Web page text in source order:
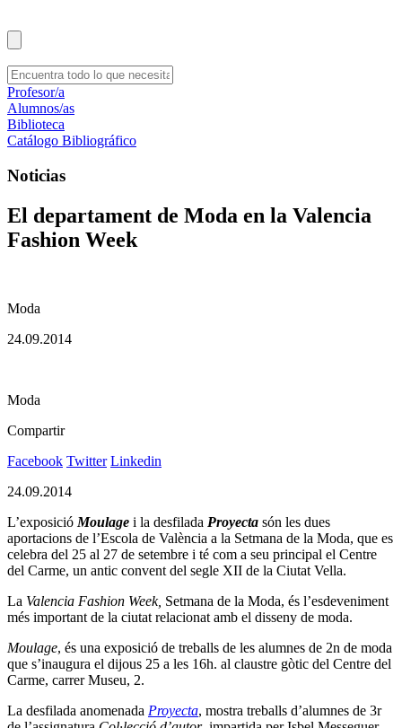
Profesor/a
Alumnos/as
Biblioteca
Catálogo Bibliográfico
Noticias
El departament de Moda en la Valencia
Fashion Week
Moda
24.09.2014
Moda
Compartir
Facebook Twitter Linkedin
24.09.2014
L’exposició Moulage i la desfilada Proyecta són les dues
aportacions de l’Escola de València a la Setmana de la Moda, que es
celebra del 25 al 27 de setembre i té com a seu principal el Centre
del Carme, un antic convent del segle XII de la Ciutat Vella.
La Valencia Fashion Week, Setmana de la Moda, és l’esdeveniment
més important de la ciutat relacionat amb el disseny de moda.
Moulage, és una exposició de treballs de les alumnes de 2n de moda
que s’inaugura el dijous 25 a les 16h. al claustre gòtic del Centre del
Carme, carrer Museu, 2.
La desfilada anomenada Proyecta, mostra treballs d’alumnes de 3r